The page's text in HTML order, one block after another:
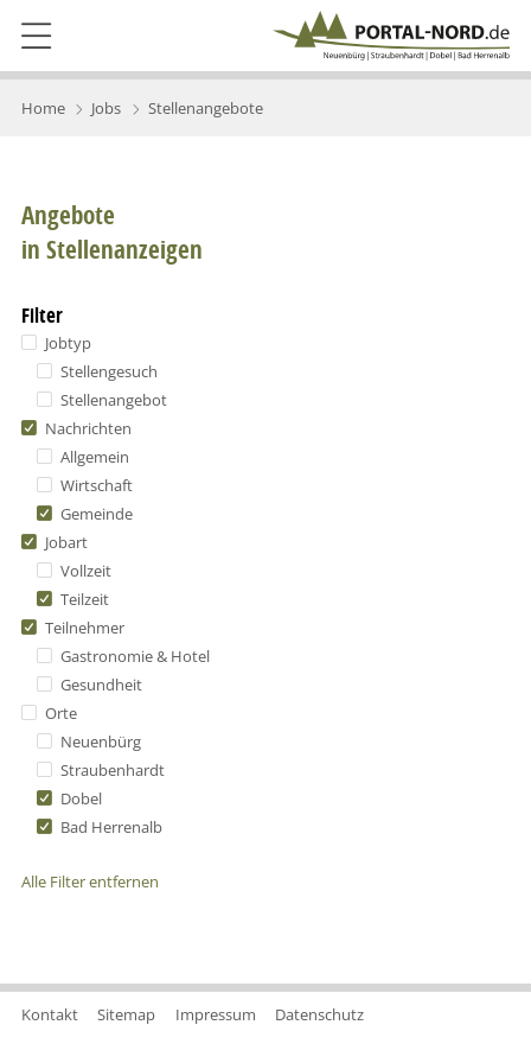
Home Jobs Stellenangebote
Angebote
in Stellenanzeigen
Filter
Jobtyp
Stellengesuch
Stellenangebot
Nachrichten
Allgemein
Wirtschaft
Gemeinde
Jobart
Vollzeit
Teilzeit
Teilnehmer
Gastronomie & Hotel
Gesundheit
Orte
Neuenbürg
Straubenhardt
Dobel
Bad Herrenalb
Alle Filter entfernen
Kontakt Sitemap Impressum Datenschutz